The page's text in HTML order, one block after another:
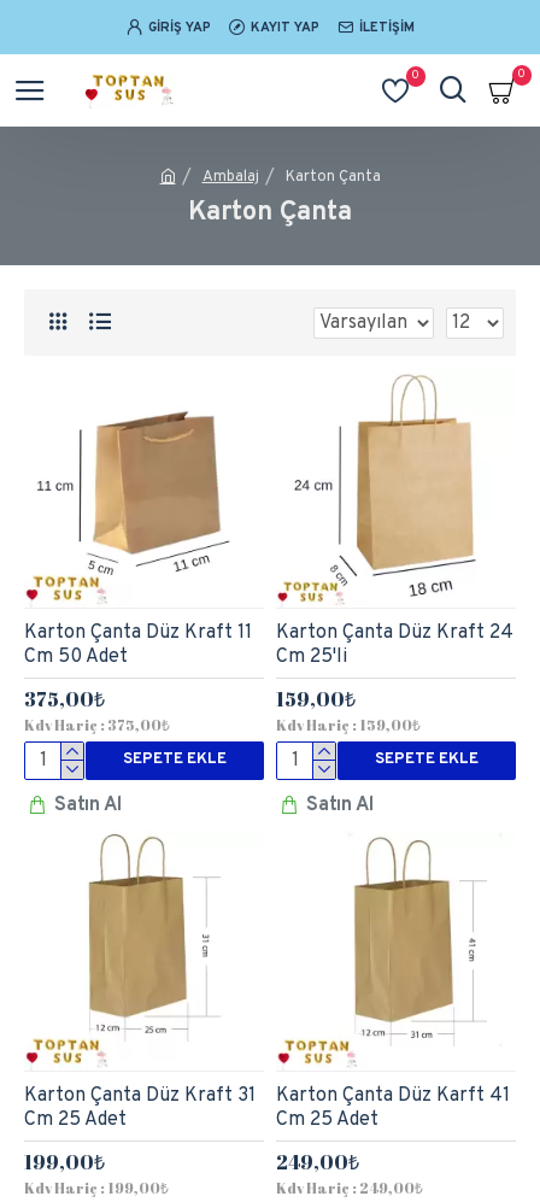
GIRIŞ YAP KAYIT YAP İLETIŞIM
0 0
Ambalaj Karton Çanta
Karton Çanta
Karton Çanta Düz Kraft 11
Cm 50 Adet
375,00₺
Kdv Hariç : 375,00₺
SEPETE EKLE
Satın Al
Karton Çanta Düz Kraft 24
Cm 25'li
159,00₺
Kdv Hariç : 159,00₺
SEPETE EKLE
Satın Al
Karton Çanta Düz Kraft 31
Cm 25 Adet
199,00₺
Kdv Hariç : 199,00₺
Karton Çanta Düz Karft 41
Cm 25 Adet
249,00₺
Kdv Hariç : 249,00₺